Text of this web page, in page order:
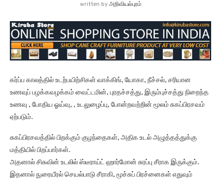
written byஅறிவியல்புரம்
கர்ப்ப காலத்தில் உடற்பயிற்சிகள் வாக்கிங், யோகா, நீச்சல், சரியான
உணவுப் பழக்கவழக்கம் வைட்டமின், புரதச்சத்து, இரும்புச்சத்து நிறைந்த
உணவு , போதிய ஓய்வு, , உடலுழைப்பு, போன்றவற்றின் மூலம் சுகப்பிரசவம்
ஏற்படும்.
சுகப்பிரசவத்தில் பிறக்கும் குழந்தைகள், அதிக உடல் அழுத்தத்துக்கு
மத்தியில் பிறப்பார்கள்.
அதனால் சிசுவின் உடலில் `ஸ்டீராய்ட் ஹார்மோன் சுரப்பு சீராக இருக்கும்.
இதனால் நுரையீரல் செயல்பாடு சீராகி, மூச்சுப் பிரச்னைகள் எதுவும்